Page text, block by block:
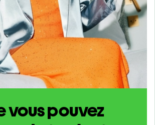
vous pouvez